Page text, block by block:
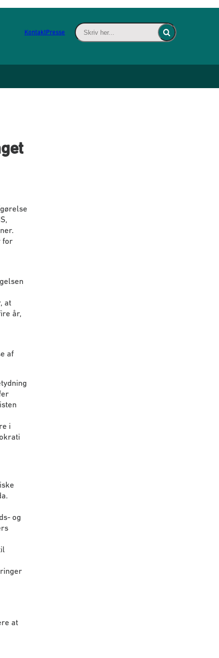
KontaktPresse
Skriv her... - Indsæt søgeord for at søge
Fold søgefelt ind
for
at
år,
af
i
og
at